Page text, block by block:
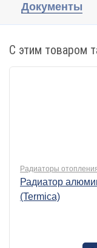
Документы
С этим товаром
Радиаторы
Радиатор
(Termica)